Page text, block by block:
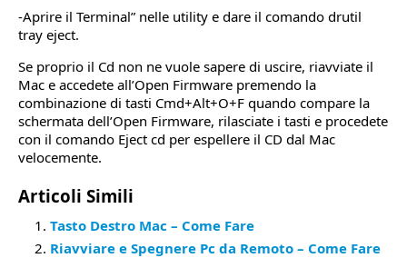
-Aprire il Terminal” nelle utility e dare il comando drutil
tray eject.
Se proprio il Cd non ne vuole sapere di uscire, riavviate il
Mac e accedete all’Open Firmware premendo la
combinazione di tasti Cmd+Alt+O+F quando compare la
schermata dell’Open Firmware, rilasciate i tasti e procedete
con il comando Eject cd per espellere il CD dal Mac
velocemente.
Articoli Simili
Tasto Destro Mac – Come Fare
Riavviare e Spegnere Pc da Remoto – Come Fare